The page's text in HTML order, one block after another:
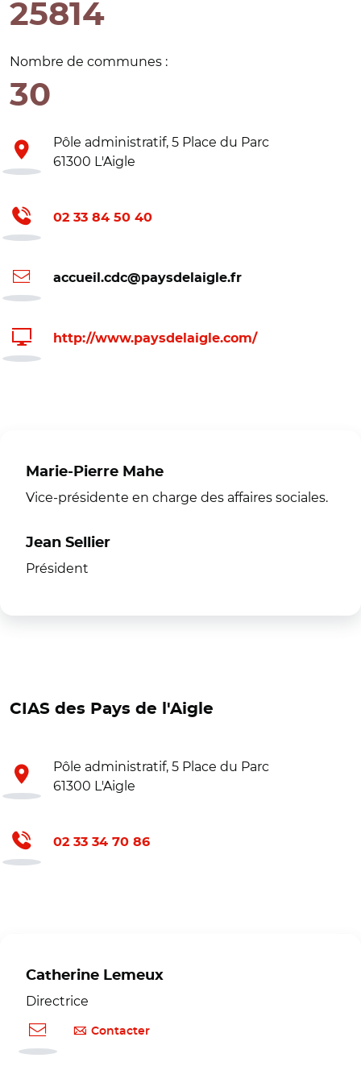
25814
Nombre de communes :
30
Pôle administratif, 5 Place du Parc
61300 L'Aigle
02 33 84 50 40
accueil.cdc@paysdelaigle.fr
http://www.paysdelaigle.com/
Marie-Pierre Mahe
Vice-présidente en charge des affaires sociales.
Jean Sellier
Président
CIAS des Pays de l'Aigle
Pôle administratif, 5 Place du Parc
61300 L'Aigle
02 33 34 70 86
Catherine Lemeux
Directrice
Contacter